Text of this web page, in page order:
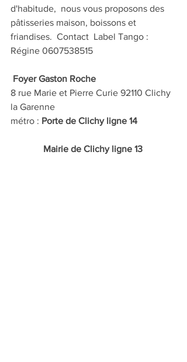
d'habitude,  nous vous proposons des
pâtisseries maison, boissons et
friandises.  Contact  Label Tango :
Régine 0607538515
Foyer Gaston Roche
8 rue Marie et Pierre Curie 92110 Clichy
la Garenne
métro : Porte de Clichy ligne 14
              Mairie de Clichy ligne 13